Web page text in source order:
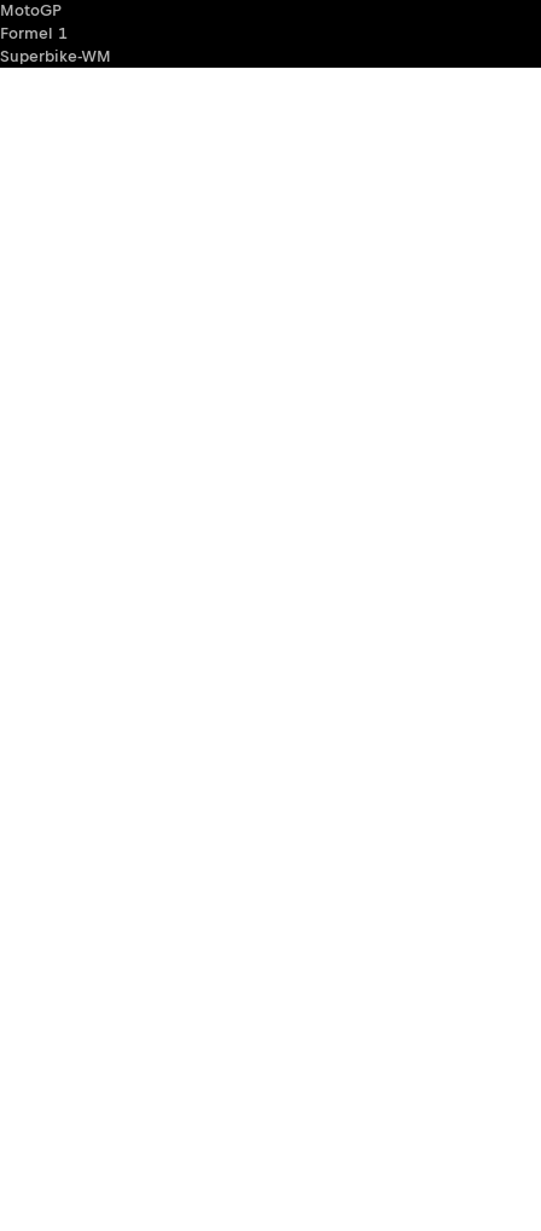
MotoGP
Formel 1
Superbike-WM